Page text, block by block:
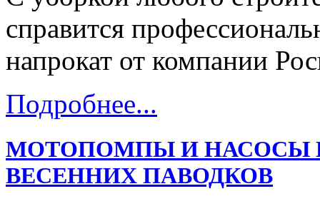
справится
напрокат от компании
Подробнее...
МОТОПОМПЫ И НАСОСЫ
ВЕСЕННИХ ПАВОДКОВ